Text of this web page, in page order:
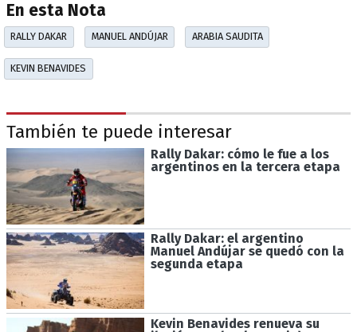
En esta Nota
RALLY DAKAR MANUEL ANDÚJAR ARABIA SAUDITA
KEVIN BENAVIDES
También te puede interesar
Rally Dakar: cómo le fue a los
argentinos en la tercera etapa
Rally Dakar: el argentino
Manuel Andújar se quedó con la
segunda etapa
Kevin Benavides renueva su